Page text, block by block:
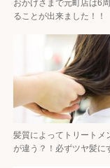
おかげさまで元町店は6
ることが出来ました！！
髪質によってトリートメ
が違う？！必ずツヤ髪